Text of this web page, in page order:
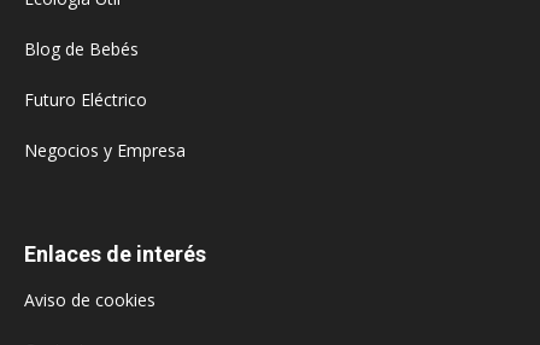
Blog de Bebés
Futuro Eléctrico
Negocios y Empresa
Enlaces de interés
Aviso de cookies